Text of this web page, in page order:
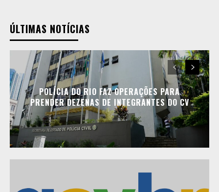
ÚLTIMAS NOTÍCIAS
POLÍCIA DO RIO FAZ OPERAÇÕES PARA
PRENDER DEZENAS DE INTEGRANTES DO CV